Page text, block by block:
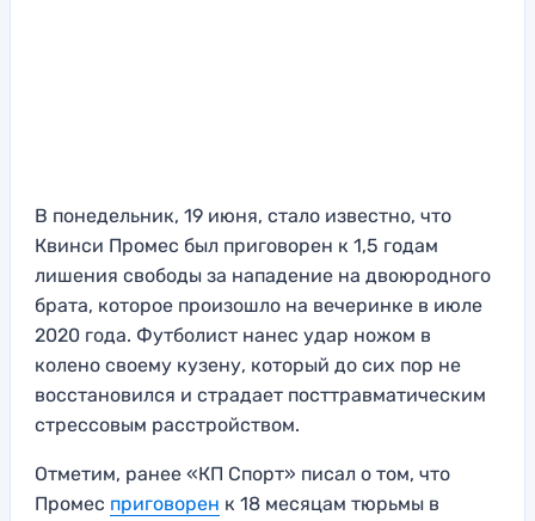
В понедельник, 19 июня, стало известно, что
Квинси Промес был приговорен к 1,5 годам
лишения свободы за нападение на двоюродного
брата, которое произошло на вечеринке в июле
2020 года. Футболист нанес удар ножом в
колено своему кузену, который до сих пор не
восстановился и страдает посттравматическим
стрессовым расстройством.
Отметим, ранее «КП Спорт» писал о том, что
Промес приговорен к 18 месяцам тюрьмы в